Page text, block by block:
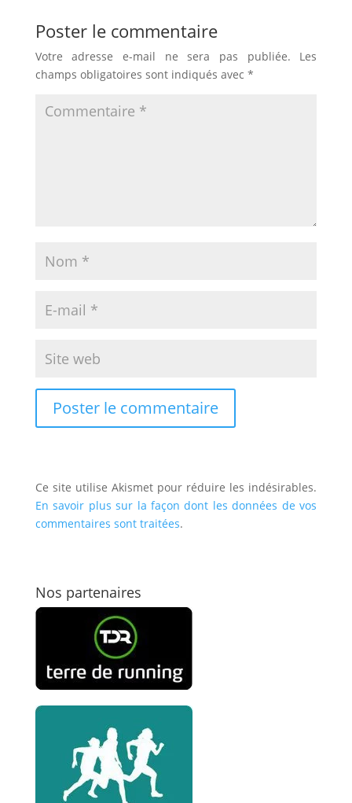
Poster le commentaire
Votre adresse e-mail ne sera pas publiée.
Les
champs obligatoires sont indiqués avec *
Ce site utilise Akismet pour réduire les indésirables.
En savoir plus sur la façon dont les données de vos
commentaires sont traitées.
Nos partenaires